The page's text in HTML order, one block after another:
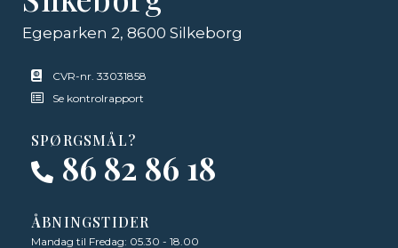
Egeparken 2, 8600 Silkeborg
CVR-nr. 33031858
Se kontrolrapport
SPØRGSMÅL?
86 82 86 18
ÅBNINGSTIDER
Mandag til Fredag: 05.30 - 18.00